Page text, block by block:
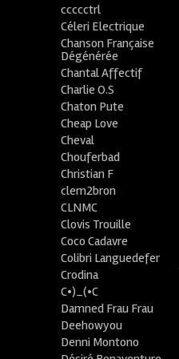
ccccctrl
Céleri Electrique
Chanson Française
Dégénérée
Chantal Affectif
Charlie O.S
Chaton Pute
Cheap Love
Cheval
Chouferbad
Christian F
clem2bron
CLNMC
Clovis Trouille
Coco Cadavre
Colibri Languedefer
Crodina
C•)_(•C
Damned Frau Frau
Deehowyou
Denni Montono